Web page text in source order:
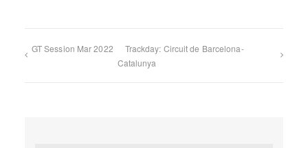
GT Session Mar 2022
Trackday: Circuit de Barcelona-
Catalunya